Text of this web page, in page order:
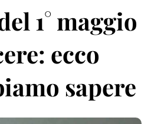
1° maggio
ecco
sapere